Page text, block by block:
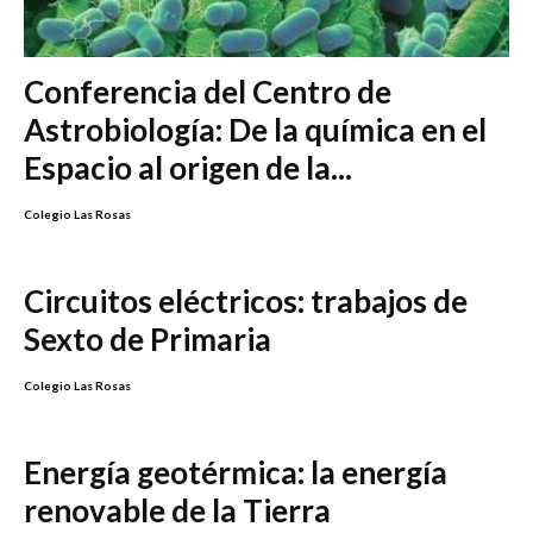
Conferencia del Centro de
Astrobiología: De la química en el
Espacio al origen de la...
Colegio Las Rosas
Circuitos eléctricos: trabajos de
Sexto de Primaria
Colegio Las Rosas
Energía geotérmica: la energía
renovable de la Tierra